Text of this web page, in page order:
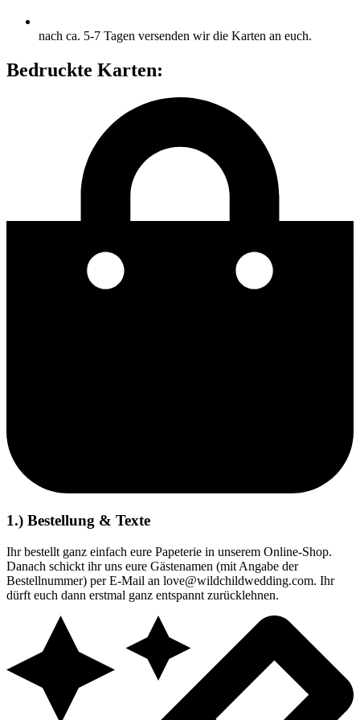
nach ca. 5-7 Tagen versenden wir die Karten an euch.
Bedruckte Karten:
1.) Bestellung & Texte
Ihr bestellt ganz einfach eure Papeterie in unserem Online-Shop.
Danach schickt ihr uns eure Gästenamen (mit Angabe der
Bestellnummer) per E-Mail an love@wildchildwedding.com. Ihr
dürft euch dann erstmal ganz entspannt zurücklehnen.